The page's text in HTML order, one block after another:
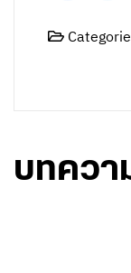
บทควา